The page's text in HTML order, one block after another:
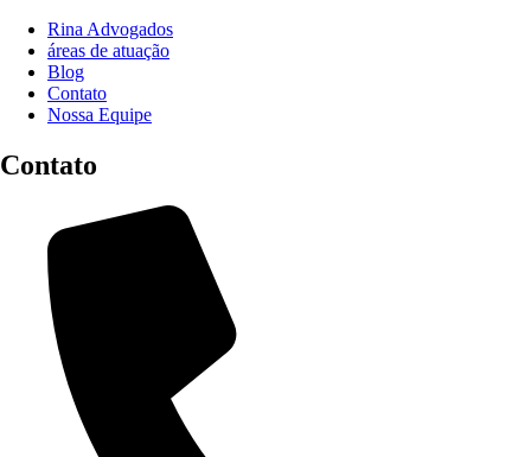
Rina Advogados
áreas de atuação
Blog
Contato
Nossa Equipe
Contato